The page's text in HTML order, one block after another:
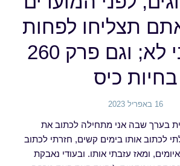
תצליחו לפחות
מה שאני לא; וגם פרק 260
בחיות כיס
16 באפריל 2023
בערך שבה אני מתחילה לכתוב את
לכתוב אותו בימים קשים, חזרתי לכתוב
ומאז עזבתי אותו. ובעודי נאבקת